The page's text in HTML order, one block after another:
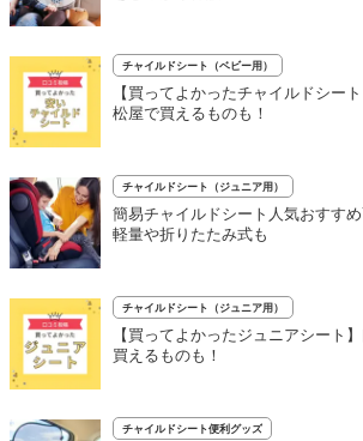
チャイルドシート（ベビー用）
【買ってよかったチャイルドシー
松屋で買えるものも！
チャイルドシート（ジュニア用）
簡易チャイルドシート人気おすすめ
軽量や折りたたみ式も
チャイルドシート（ジュニア用）
【買ってよかったジュニアシート
買えるものも！
チャイルドシート便利グッズ